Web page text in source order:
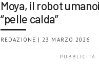
Moya, il robot
“pelle calda”
REDAZIONE | 23 MARZO 2026